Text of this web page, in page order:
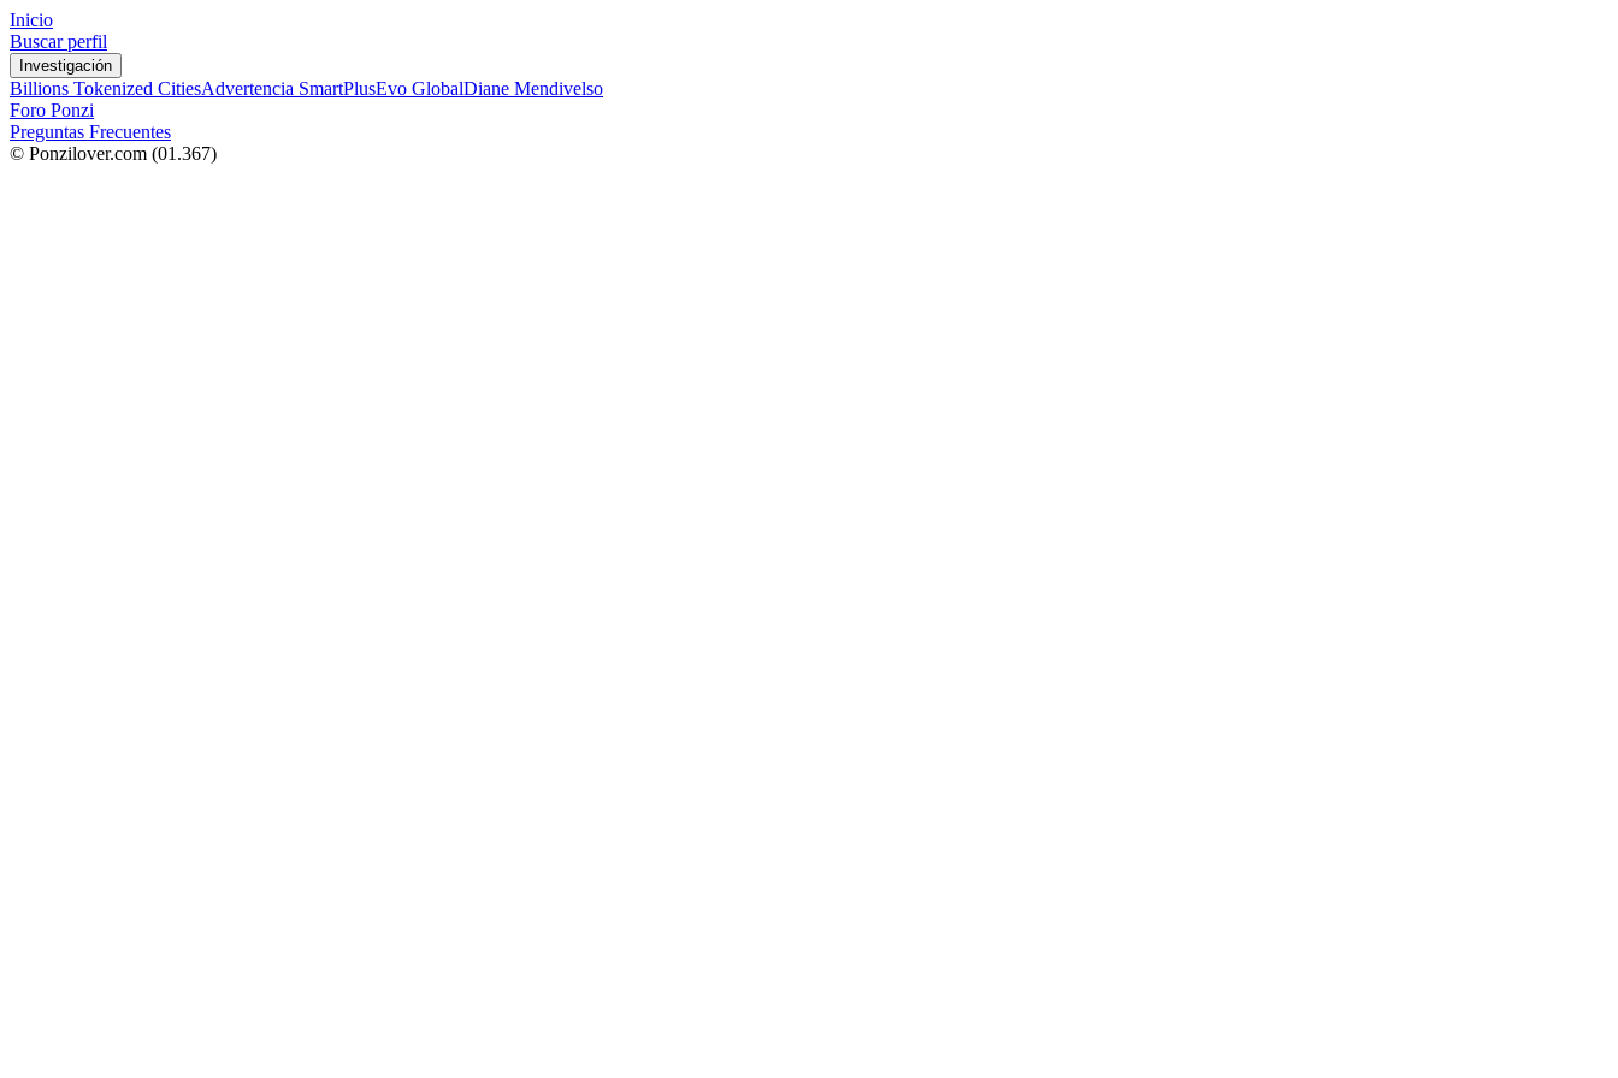
Inicio
Buscar perfil
Investigación
Billions Tokenized CitiesAdvertencia SmartPlusEvo GlobalDiane Mendivelso
Foro Ponzi
Preguntas Frecuentes
© Ponzilover.com (01.367)